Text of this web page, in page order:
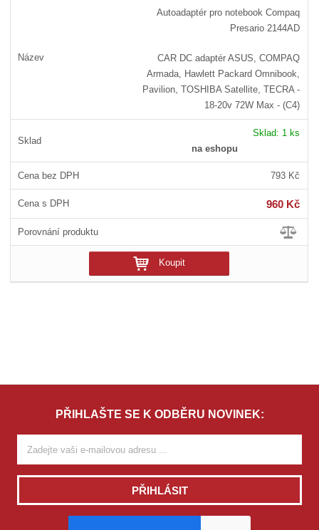
Autoadaptér pro notebook Compaq
Presario 2144AD
CAR DC adaptér ASUS, COMPAQ
Armada, Hawlett Packard Omnibook,
Pavilion, TOSHIBA Satellite, TECRA -
18-20v 72W Max - (C4)
Sklad: 1 ks
na eshopu
793 Kč
960 Kč
Koupit
PŘIHLAŠTE SE K ODBĚRU NOVINEK:
PŘIHLÁSIT